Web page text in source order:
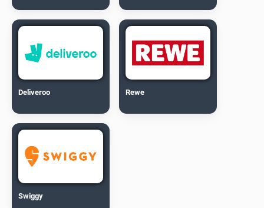
Deliveroo Rewe
Swiggy